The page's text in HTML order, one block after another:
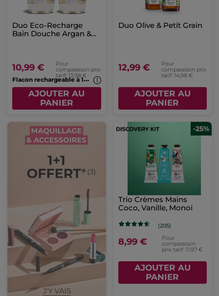
Duo Eco-Recharge
Bain Douche Argan &
10,99 €
Pour
comparaison prix
tarif: 13,98 €F
lacon rechargeable à 1€*(7b)
AJOUTER AU
PANIER
Duo Olive & Petit Grain
12,99 €
Pour
comparaison prix
tarif: 14,98 €
AJOUTER AU
PANIER
-25%
Trio Crèmes Mains
Coco, Vanille, Monoï
(205)
8,99 €
Pour
comparaison
prix tarif: 11,97 €
AJOUTER AU
PANIER